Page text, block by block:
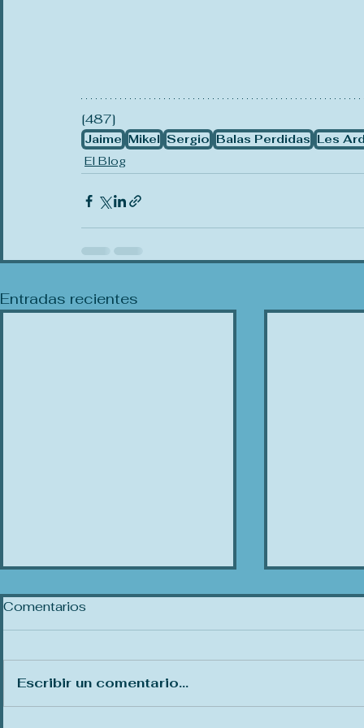
[487]
Jaime Mikel Sergio Balas Perdidas Les
El Blog
Entradas recientes
Comentarios
Escribir un comentario...